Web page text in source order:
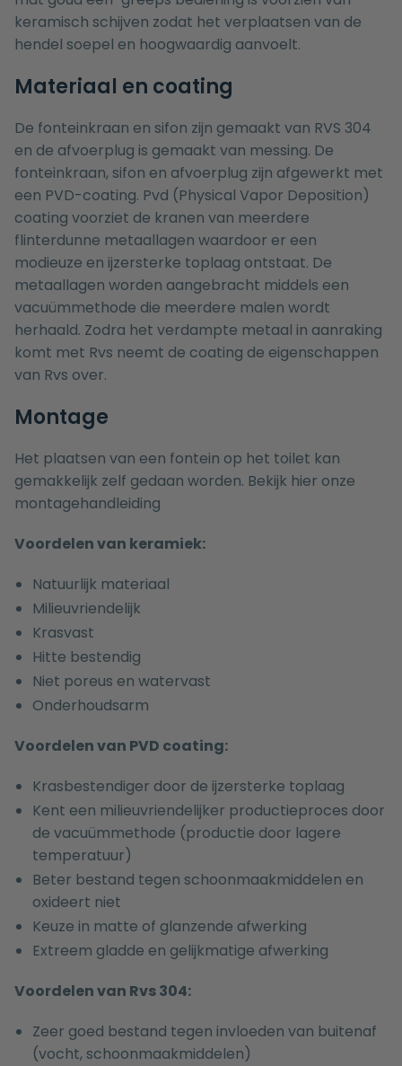
keramisch schijven zodat het verplaatsen van de
hendel soepel en hoogwaardig aanvoelt.
Materiaal en coating
De fonteinkraan en sifon zijn gemaakt van RVS 304
en de afvoerplug is gemaakt van messing. De
fonteinkraan, sifon en afvoerplug zijn afgewerkt met
een PVD-coating. Pvd (Physical Vapor Deposition)
coating voorziet de kranen van meerdere
flinterdunne metaallagen waardoor er een
modieuze en ijzersterke toplaag ontstaat. De
metaallagen worden aangebracht middels een
vacuümmethode die meerdere malen wordt
herhaald. Zodra het verdampte metaal in aanraking
komt met Rvs neemt de coating de eigenschappen
van Rvs over.
Montage
Het plaatsen van een fontein op het toilet kan
gemakkelijk zelf gedaan worden. Bekijk hier onze
montagehandleiding
Voordelen van keramiek:
Natuurlijk materiaal
Milieuvriendelijk
Krasvast
Hitte bestendig
Niet poreus en watervast
Onderhoudsarm
Voordelen van PVD coating:
Krasbestendiger door de ijzersterke toplaag
Kent een milieuvriendelijker productieproces door
de vacuümmethode (productie door lagere
temperatuur)
Beter bestand tegen schoonmaakmiddelen en
oxideert niet
Keuze in matte of glanzende afwerking
Extreem gladde en gelijkmatige afwerking
Voordelen van Rvs 304:
Zeer goed bestand tegen invloeden van buitenaf
(vocht, schoonmaakmiddelen)